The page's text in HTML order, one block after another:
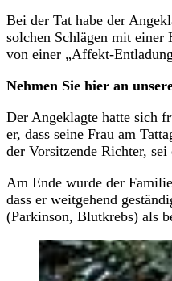
Bei der Tat habe der
solchen Schlägen mit einer
von einer „Affekt-
Nehmen Sie hier an
Der Angeklagte hatte sich
er, dass seine Frau am
der Vorsitzende Richter,
Am Ende wurde der
dass er weitgehend
(Parkinson, Blutkrebs) als